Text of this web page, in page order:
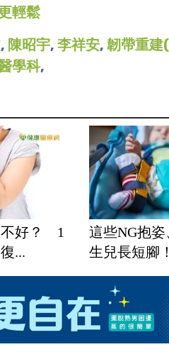
輕鬆
, 陳昭宇, 李祥安, 韌帶重建
學科,
不好？ 1
...
這些NG抱
生兒長短腳